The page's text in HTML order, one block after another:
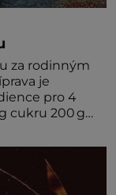
za rodinným
je
pro 4
cukrem do